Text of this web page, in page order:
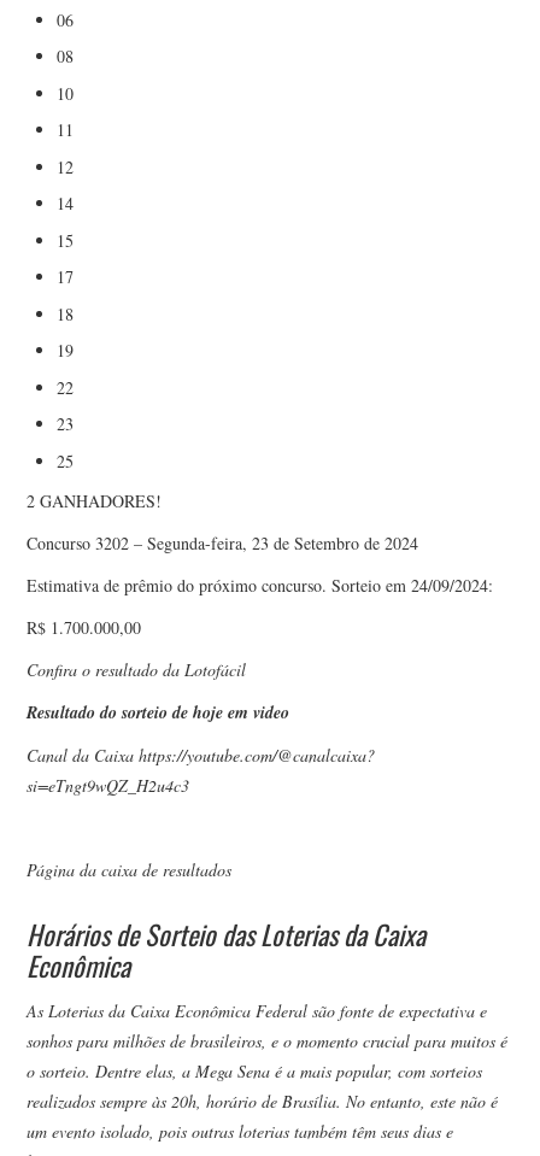
06
08
10
11
12
14
15
17
18
19
22
23
25
2 GANHADORES!
Concurso 3202 – Segunda-feira, 23 de Setembro de 2024
Estimativa de prêmio do próximo concurso. Sorteio em 24/09/2024:
R$ 1.700.000,00
Confira o resultado da Lotofácil
Resultado do sorteio de hoje em video
Canal da Caixa https://youtube.com/@canalcaixa?
si=eTngt9wQZ_H2u4c3
Página da caixa de resultados
Horários de Sorteio das Loterias da Caixa
Econômica
As Loterias da Caixa Econômica Federal são fonte de expectativa e
sonhos para milhões de brasileiros, e o momento crucial para muitos é
o sorteio. Dentre elas, a Mega Sena é a mais popular, com sorteios
realizados sempre às 20h, horário de Brasília. No entanto, este não é
um evento isolado, pois outras loterias também têm seus dias e